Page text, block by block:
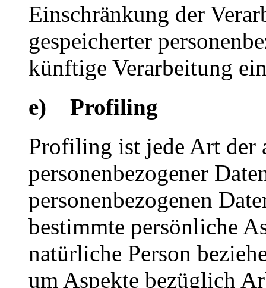
Einschränkung der
gespeicherter
künftige Verarbeitung
e) Profiling
Profiling ist jede Art der
personenbezogener
personenbezogenen
bestimmte persönliche
natürliche Person
um Aspekte bezüglich